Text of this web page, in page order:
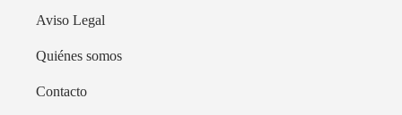
Aviso Legal
Quiénes somos
Contacto